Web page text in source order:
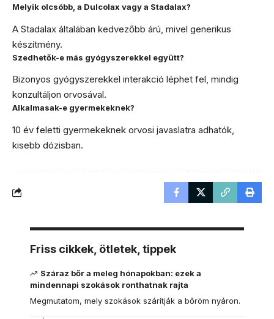
Melyik olcsóbb, a Dulcolax vagy a Stadalax?
A Stadalax általában kedvezőbb árú, mivel generikus
készítmény.
Szedhetők-e más gyógyszerekkel együtt?
Bizonyos gyógyszerekkel interakció léphet fel, mindig
konzultáljon orvosával.
Alkalmasak-e gyermekeknek?
10 év feletti gyermekeknek orvosi javaslatra adhatók,
kisebb dózisban.
Friss cikkek, ötletek, tippek
Száraz bőr a meleg hónapokban: ezek a
mindennapi szokások ronthatnak rajta
Megmutatom, mely szokások szárítják a bőröm nyáron.